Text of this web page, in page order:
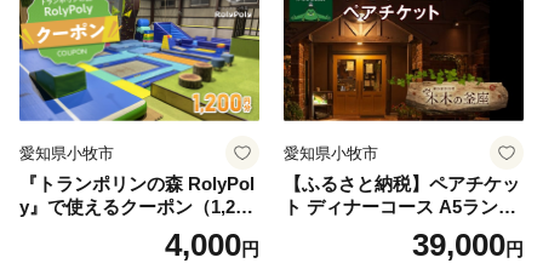
愛知県小牧市
『トランポリンの森 RolyPol
y』で使えるクーポン（1,200
4,000円
愛知県小牧市
【ふるさと納税】ペアチケッ
ト ディナーコース A5ランク
飛騨牛 コース 記念日 お誕生
日 特別な日 完全個室 ノンア
39,000円